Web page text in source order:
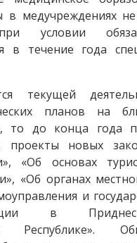
в медучреждениях
условии
в течение года
текущей
планов на
то до конца года
проекты новых
«Об основах
«Об органах
и
в
Республике».